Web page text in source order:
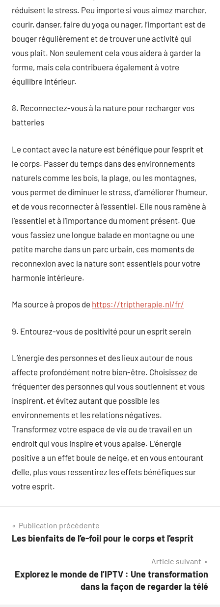
réduisent le stress. Peu importe si vous aimez marcher,
courir, danser, faire du yoga ou nager, l’important est de
bouger régulièrement et de trouver une activité qui
vous plaît. Non seulement cela vous aidera à garder la
forme, mais cela contribuera également à votre
équilibre intérieur.
8. Reconnectez-vous à la nature pour recharger vos
batteries
Le contact avec la nature est bénéfique pour l’esprit et
le corps. Passer du temps dans des environnements
naturels comme les bois, la plage, ou les montagnes,
vous permet de diminuer le stress, d’améliorer l’humeur,
et de vous reconnecter à l’essentiel. Elle nous ramène à
l’essentiel et à l’importance du moment présent. Que
vous fassiez une longue balade en montagne ou une
petite marche dans un parc urbain, ces moments de
reconnexion avec la nature sont essentiels pour votre
harmonie intérieure.
Ma source à propos de https://triptherapie.nl/fr/
9. Entourez-vous de positivité pour un esprit serein
L’énergie des personnes et des lieux autour de nous
affecte profondément notre bien-être. Choisissez de
fréquenter des personnes qui vous soutiennent et vous
inspirent, et évitez autant que possible les
environnements et les relations négatives.
Transformez votre espace de vie ou de travail en un
endroit qui vous inspire et vous apaise. L’énergie
positive a un effet boule de neige, et en vous entourant
d’elle, plus vous ressentirez les effets bénéfiques sur
votre esprit.
Navigation
de
Publication précédente
Les bienfaits de l’e-foil pour le corps et l’esprit
Article suivant
Explorez le monde de l’IPTV : Une transformation
dans la façon de regarder la télé